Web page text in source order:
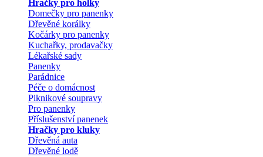
Hračky pro holky
Domečky pro panenky
Dřevěné korálky
Kočárky pro panenky
Kuchařky, prodavačky
Lékařské sady
Panenky
Parádnice
Péče o domácnost
Piknikové soupravy
Pro panenky
Příslušenství panenek
Hračky pro kluky
Dřevěná auta
Dřevěné lodě